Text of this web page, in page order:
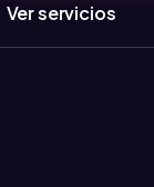
Ver servicios